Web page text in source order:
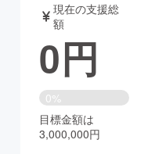
ゲーム・サ
書籍・雑誌
現在の支援総
額
0円
0%
目標金額は
3,000,000円